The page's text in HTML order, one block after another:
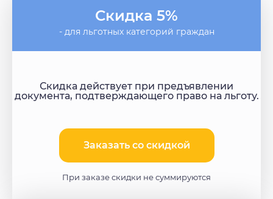
Скидка 5%
- для льготных категорий граждан
Скидка действует при предъявлении
документа, подтверждающего право на льготу.
Заказать со скидкой​
При заказе скидки не суммируются